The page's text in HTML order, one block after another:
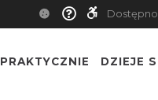
PRAKTYCZNIE DZIEJE